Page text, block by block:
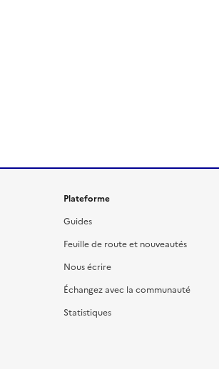
Plateforme
Guides
Feuille de route et nouveautés
Nous écrire
Échangez avec la communauté
Statistiques